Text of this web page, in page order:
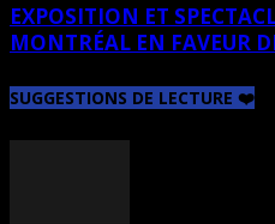
EXPOSITION ET
MONTRÉAL EN FAVEUR
SUGGESTIONS DE LECTURE ❤️